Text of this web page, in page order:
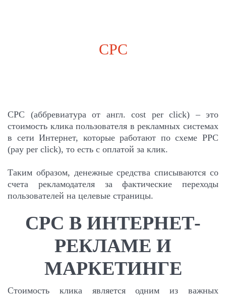
CPC
CPC (аббревиатура от англ. cost per click) – это
стоимость клика пользователя в рекламных системах
в сети Интернет, которые работают по схеме PPC
(pay per click), то есть с оплатой за клик.
Таким образом, денежные средства списываются со
счета рекламодателя за фактические переходы
пользователей на целевые страницы.
CPC В ИНТЕРНЕТ-
РЕКЛАМЕ И
МАРКЕТИНГЕ
Стоимость клика является одним из важных